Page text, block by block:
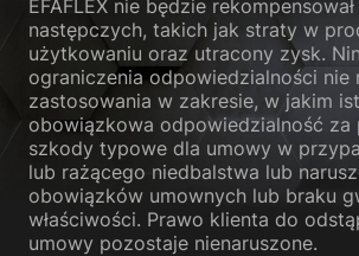
EFAFLEX nie będzie
następczych, takich jak straty w
użytkowaniu oraz utracony zysk.
ograniczenia odpowiedzialności nie
zastosowania w zakresie, w jakim
obowiązkowa odpowiedzialność za
szkody typowe dla umowy w
lub rażącego niedbalstwa lub
obowiązków umownych lub braku
właściwości. Prawo klienta do
umowy pozostaje nienaruszone.